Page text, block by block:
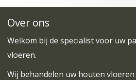
Over ons
Welkom bij de specialist voor uw
vloeren.
Wij behandelen uw houten vloeren